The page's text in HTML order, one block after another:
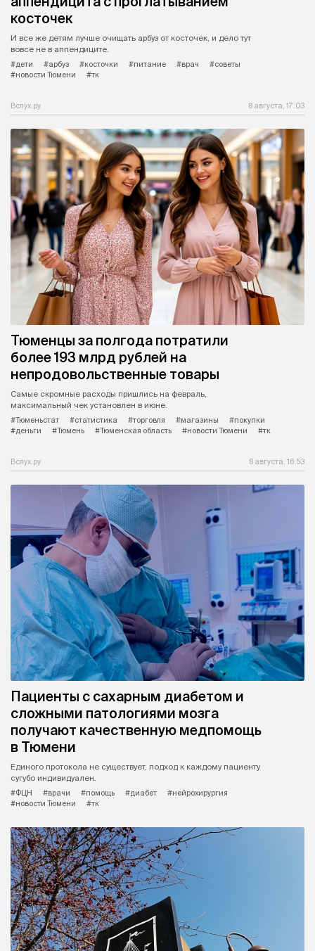
косточек
И все же детям лучше очищать арбуз от косточек, и дело тут
вовсе не в аппендиците.
#дети
#арбуз #косточки #питание #врач
#советы
#новости Тюмени
#тк
Вслух.ру 8 августа, 17:03
Тюменцы за полгода потратили
более 193 млрд рублей на
непродовольственные товары
Самые скромные расходы пришлись на февраль,
максимальный чек установлен в июне.
#Тюменьстат
#статистика #торговля #магазины
#покупки
#деньги
#Тюмень #Тюменская область #новости Тюмени #тк
Вслух.ру 8 августа, 16:53
Пациенты с сахарным диабетом и
сложными патологиями мозга
получают качественную медпомощь
в Тюмени
Единого протокола не существует, подход к каждому пациенту
сугубо индивидуален.
#ФЦН
#врачи #помощь #диабет
#нейрохирургия
#новости Тюмени
#тк